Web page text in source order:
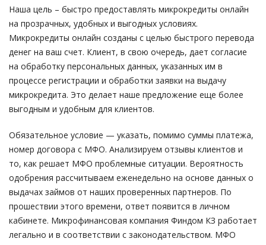
Наша цель – быстро предоставлять микрокредиты онлайн
на прозрачных, удобных и выгодных условиях.
Микрокредиты онлайн созданы с целью быстрого перевода
денег на ваш счет. Клиент, в свою очередь, дает согласие
на обработку персональных данных, указанных им в
процессе регистрации и обработки заявки на выдачу
микрокредита. Это делает наше предложение еще более
выгодным и удобным для клиентов.
Обязательное условие — указать, помимо суммы платежа,
номер договора с МФО. Анализируем отзывы клиентов и
то, как решает МФО проблемные ситуации. Вероятность
одобрения рассчитываем еженедельно на основе данных о
выдачах займов от наших проверенных партнеров. По
прошествии этого времени, ответ появится в личном
кабинете. Микрофинансовая компания Финдом КЗ работает
легально и в соответствии с законодательством. МФО